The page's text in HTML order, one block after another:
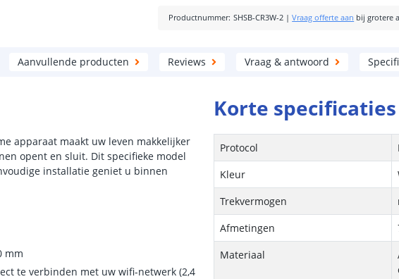
Productnummer: SHSB-CR3W-2 |Vraag offerte aan bij grotere
Aanvullende producten Reviews Vraag & antwoord
apparaat maakt uw leven makkelijker
opent en sluit. Dit specifieke model
installatie geniet u binnen
mm
te verbinden met uw wifi-netwerk (2,4
Korte specificaties
Protocol
Kleur
Trekvermogen
Afmetingen
Materiaal